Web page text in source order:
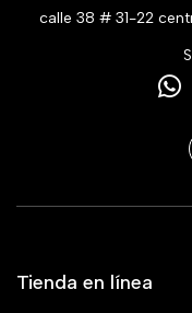
calle 38 # 31-22
Tienda en línea